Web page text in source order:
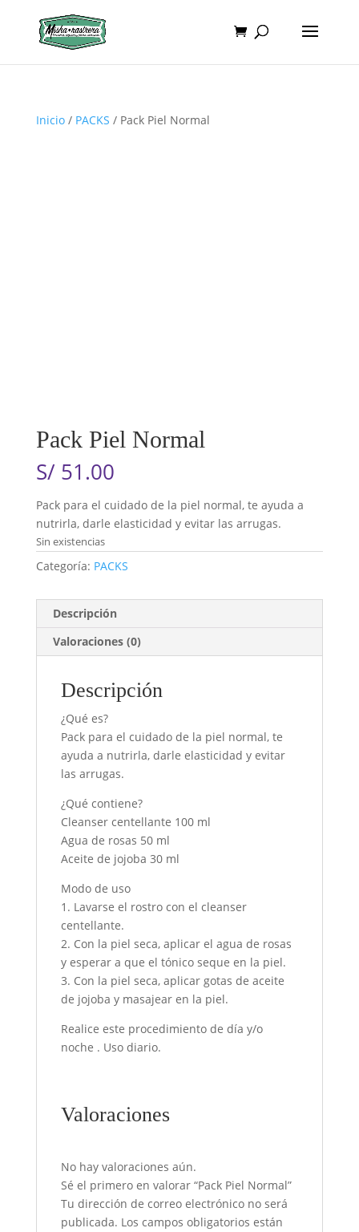
Inicio/ PACKS / Pack Piel Normal
Pack Piel Normal
S/ 51.00
Pack para el cuidado de la piel normal, te ayuda a
nutrirla, darle elasticidad y evitar las arrugas.
Sin existencias
Categoría: PACKS
Descripción
Valoraciones (0)
Descripción
¿Qué es?
Pack para el cuidado de la piel normal, te
ayuda a nutrirla, darle elasticidad y evitar
las arrugas.
¿Qué contiene?
Cleanser centellante 100 ml
Agua de rosas 50 ml
Aceite de jojoba 30 ml
Modo de uso
1. Lavarse el rostro con el cleanser
centellante.
2. Con la piel seca, aplicar el agua de rosas
y esperar a que el tónico seque en la piel.
3. Con la piel seca, aplicar gotas de aceite
de jojoba y masajear en la piel.
Realice este procedimiento de día y/o
noche . Uso diario.
Valoraciones
No hay valoraciones aún.
Sé el primero en valorar “Pack Piel Normal”
Tu dirección de correo electrónico no será
publicada. Los campos obligatorios están